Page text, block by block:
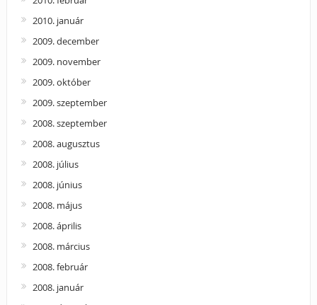
2010. január
2009. december
2009. november
2009. október
2009. szeptember
2008. szeptember
2008. augusztus
2008. július
2008. június
2008. május
2008. április
2008. március
2008. február
2008. január